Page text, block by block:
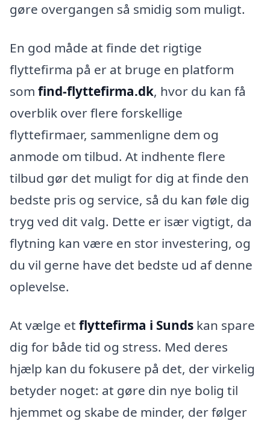
gøre overgangen så smidig som muligt.
En god måde at finde det rigtige
flyttefirma på er at bruge en platform
som find-flyttefirma.dk, hvor du kan få
overblik over flere forskellige
flyttefirmaer, sammenligne dem og
anmode om tilbud. At indhente flere
tilbud gør det muligt for dig at finde den
bedste pris og service, så du kan føle dig
tryg ved dit valg. Dette er især vigtigt, da
flytning kan være en stor investering, og
du vil gerne have det bedste ud af denne
oplevelse.
At vælge et flyttefirma i Sunds kan spare
dig for både tid og stress. Med deres
hjælp kan du fokusere på det, der virkelig
betyder noget: at gøre din nye bolig til
hjemmet og skabe de minder, der følger